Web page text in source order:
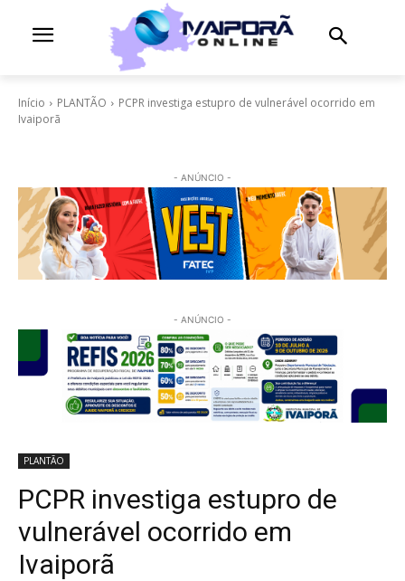
Início PLANTÃO
PCPR investiga estupro de vulnerável ocorrido em
Ivaiporã
- ANÚNCIO -
- ANÚNCIO -
PLANTÃO
PCPR investiga estupro de
vulnerável ocorrido em
Ivaiporã